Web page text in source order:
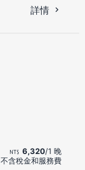
詳情
6,320/1 晚
不含稅金和服務費